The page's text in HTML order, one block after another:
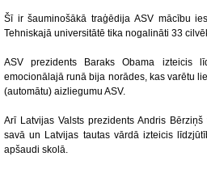
Šī ir šauminošākā traģēdija ASV mācību
Tehniskajā universitātē tika nogalināti 33
ASV prezidents Baraks Obama izteicis
emocionālajā runā bija norādes, kas varētu
(automātu) aizliegumu ASV.
Arī Latvijas Valsts prezidents Andris
savā un Latvijas tautas vārdā izteicis
apšaudi skolā.